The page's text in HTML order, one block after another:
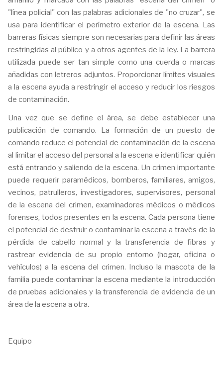
"línea policial" con las palabras adicionales de "no cruzar", se
usa para identificar el perímetro exterior de la escena. Las
barreras físicas siempre son necesarias para definir las áreas
restringidas al público y a otros agentes de la ley. La barrera
utilizada puede ser tan simple como una cuerda o marcas
añadidas con letreros adjuntos. Proporcionar límites visuales
a la escena ayuda a restringir el acceso y reducir los riesgos
de contaminación.
Una vez que se define el área, se debe establecer una
publicación de comando. La formación de un puesto de
comando reduce el potencial de contaminación de la escena
al limitar el acceso del personal a la escena e identificar quién
está entrando y saliendo de la escena. Un crimen importante
puede requerir paramédicos, bomberos, familiares, amigos,
vecinos, patrulleros, investigadores, supervisores, personal
de la escena del crimen, examinadores médicos o médicos
forenses, todos presentes en la escena. Cada persona tiene
el potencial de destruir o contaminar la escena a través de la
pérdida de cabello normal y la transferencia de fibras y
rastrear evidencia de su propio entorno (hogar, oficina o
vehículos) a la escena del crimen. Incluso la mascota de la
familia puede contaminar la escena mediante la introducción
de pruebas adicionales y la transferencia de evidencia de un
área de la escena a otra.
Equipo